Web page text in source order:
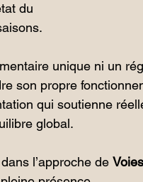
du
unique ni un
son propre
qui soutienne
global.
l’approche de